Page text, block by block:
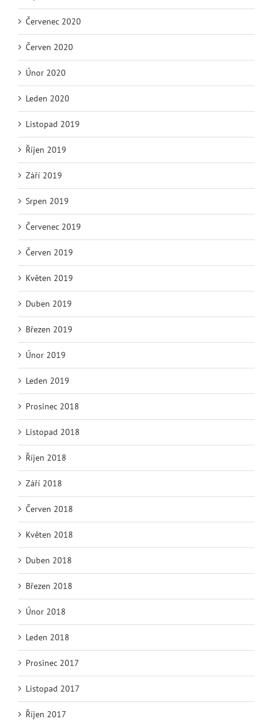
Červenec 2020
Červen 2020
Únor 2020
Leden 2020
Listopad 2019
Říjen 2019
Září 2019
Srpen 2019
Červenec 2019
Červen 2019
Květen 2019
Duben 2019
Březen 2019
Únor 2019
Leden 2019
Prosinec 2018
Listopad 2018
Říjen 2018
Září 2018
Červen 2018
Květen 2018
Duben 2018
Březen 2018
Únor 2018
Leden 2018
Prosinec 2017
Listopad 2017
Říjen 2017